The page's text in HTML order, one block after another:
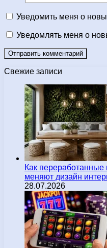
Уведомить меня о
Уведомлять меня о
Свежие записи
Как
меняют дизайн
28.07.2026